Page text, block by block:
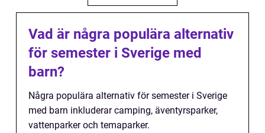
Vad är några populära alternativ
för semester i Sverige med
barn?
Några populära alternativ för semester i Sverige
med barn inkluderar camping, äventyrsparker,
vattenparker och temaparker.